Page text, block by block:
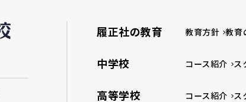
履正社の教育 教育方針 教育
中学校 コース紹介 ス
高等学校 コース紹介 ス